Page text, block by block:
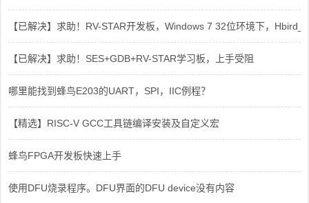
【已解决】求助！RV-STAR开发板，Windows 7 32位环境下，
【已解决】求助！SES+GDB+RV-STAR学习板，上手受阻
哪里能找到蜂鸟E203的UART，SPI，IIC例程？
【精选】RISC-V GCC工具链编译安装及自定义宏
蜂鸟FPGA开发板快速上手
使用DFU烧录程序。DFU界面的DFU device没有内容